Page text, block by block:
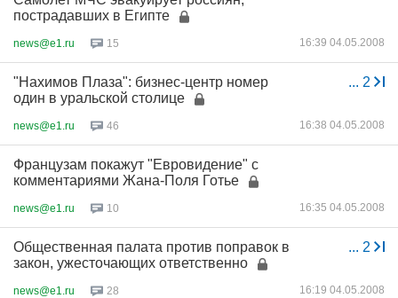
пострадавших в Египте
news@e1.ru 15 16:39 04.05.2008
... 2
"Нахимов Плаза": бизнес-центр номер
один в уральской столице
news@e1.ru 46 16:38 04.05.2008
Французам покажут "Евровидение" с
комментариями Жана-Поля Готье
news@e1.ru 10 16:35 04.05.2008
... 2
Общественная палата против поправок в
закон, ужесточающих ответственно
news@e1.ru 28 16:19 04.05.2008